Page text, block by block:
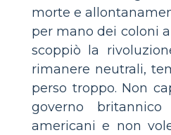
morte e
per mano dei coloni
scoppiò la
rimanere neutrali,
perso troppo. Non
governo
americani e non